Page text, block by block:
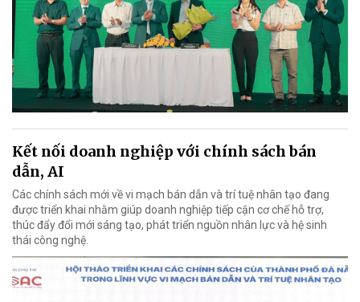
Kết nối doanh nghiệp với chính sách bán
dẫn, AI
Các chính sách mới về vi mạch bán dẫn và trí tuệ nhân tạo đang
được triển khai nhằm giúp doanh nghiệp tiếp cận cơ chế hỗ trợ,
thúc đẩy đổi mới sáng tạo, phát triển nguồn nhân lực và hệ sinh
thái công nghệ.